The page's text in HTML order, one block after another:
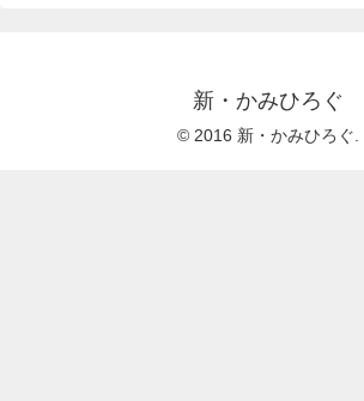
新・かみひろぐ
© 2016 新・かみひろぐ.